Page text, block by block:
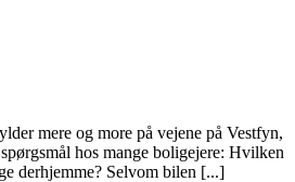
mere og more på vejene på Vestfyn,
hos mange boligejere: Hvilken
derhjemme? Selvom bilen [...]